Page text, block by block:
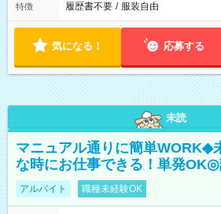
特徴 履歴書不要 / 服装自由
気になる！ 応募する
未読
マニュアル通りに簡単WORK◆
な時にお仕事できる！単発
アルバイト 職種未経験OK